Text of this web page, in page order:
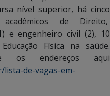
nível superior, há cinco
de Direito,
e engenheiro civil (2), 10
Física na saúde.
os endereços aqui
de-vagas-em-